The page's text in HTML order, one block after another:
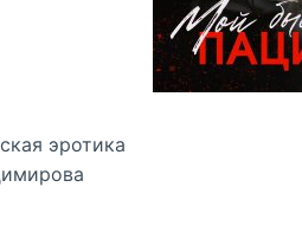
эротика